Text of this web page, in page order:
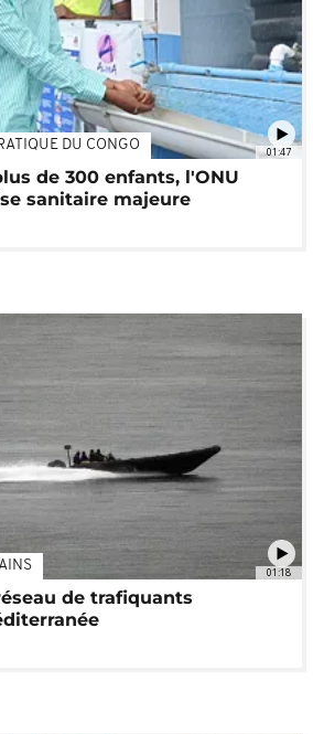
01:47
DU CONGO
de 300 enfants, l'ONU
sanitaire majeure
01:18
de trafiquants